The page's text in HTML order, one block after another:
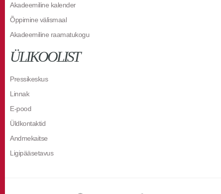
Akadeemiline kalender
Õppimine välismaal
Akadeemiline raamatukogu
ÜLIKOOLIST
Pressikeskus
Linnak
E-pood
Üldkontaktid
Andmekaitse
Ligipääsetavus